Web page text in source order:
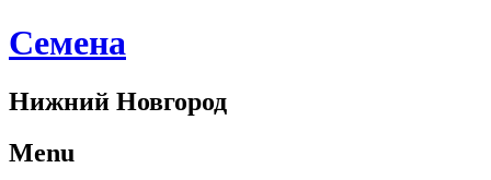
Cемена
Нижний Новгород
Menu